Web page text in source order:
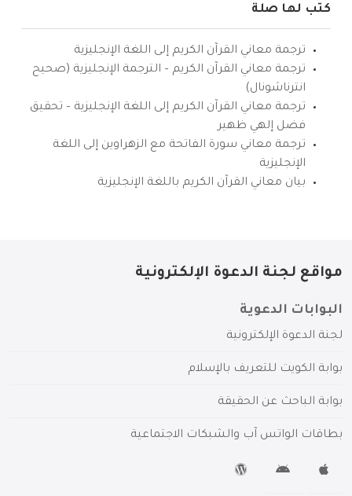
كتب لها صلة
ترجمة معاني القرآن الكريم إلى اللغة الإنجليزية
ترجمة معاني القرآن الكريم – الترجمة الإنجليزية (صحيح
انترناشونال)
ترجمة معاني القرآن الكريم إلى اللغة الإنجليزية – تحقيق
فضل إلهي ظهير
ترجمة معاني سورة الفاتحة مع الزهراوين إلى اللغة
الإنجليزية
بيان معاني القرآن الكريم باللغة الإنجليزية
مواقع لجنة الدعوة الإلكترونية
البوابات الدعوية
لجنة الدعوة الإلكترونية
بوابة الكويت للتعريف بالإسلام
بوابة الباحث عن الحقيقة
بطاقات الواتس آب والشبكات الاجتماعية